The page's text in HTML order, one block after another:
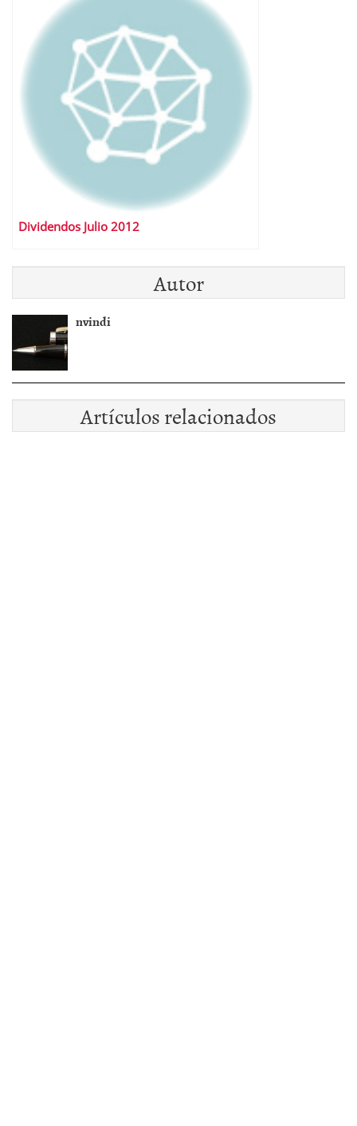
Dividendos Julio 2012
Autor
nvindi
Artículos relacionados